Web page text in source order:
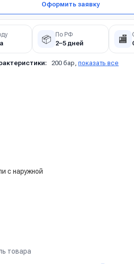
Оформить заявку
📦 По РФ
2–5 дней 🏬
200 бар, показать все
с наружной
товара